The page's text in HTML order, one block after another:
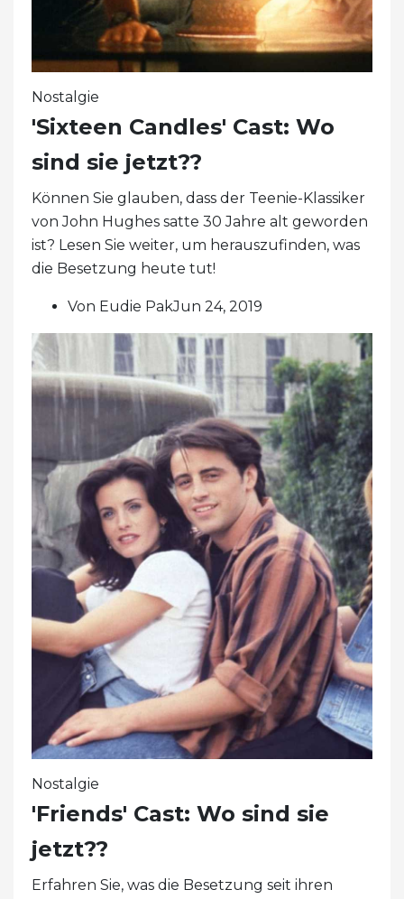
Nostalgie
'Sixteen Candles' Cast: Wo
sind sie jetzt??
Können Sie glauben, dass der Teenie-Klassiker
von John Hughes satte 30 Jahre alt geworden
ist? Lesen Sie weiter, um herauszufinden, was
die Besetzung heute tut!
Von Eudie PakJun 24, 2019
Nostalgie
'Friends' Cast: Wo sind sie
jetzt??
Erfahren Sie, was die Besetzung seit ihren